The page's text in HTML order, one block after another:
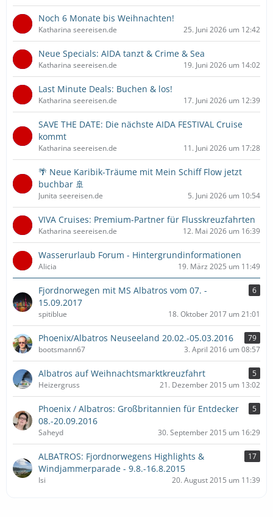
Noch 6 Monate bis Weihnachten!
Katharina seereisen.de 25. Juni 2026 um 12:42
Neue Specials: AIDA tanzt & Crime & Sea
Katharina seereisen.de 19. Juni 2026 um 14:02
Last Minute Deals: Buchen & los!
Katharina seereisen.de 17. Juni 2026 um 12:39
SAVE THE DATE: Die nächste AIDA FESTIVAL Cruise
kommt
Katharina seereisen.de 11. Juni 2026 um 17:28
🌴 Neue Karibik-Träume mit Mein Schiff Flow jetzt
buchbar 🚢
Junita seereisen.de 5. Juni 2026 um 10:54
VIVA Cruises: Premium-Partner für Flusskreuzfahrten
Katharina seereisen.de 12. Mai 2026 um 16:39
Wasserurlaub Forum - Hintergrundinformationen
Alicia 19. März 2025 um 11:49
Fjordnorwegen mit MS Albatros vom 07. -
15.09.2017
6
spitiblue 18. Oktober 2017 um 21:01
Phoenix/Albatros Neuseeland 20.02.-05.03.2016
79
bootsmann67
3. April 2016 um 08:57
Albatros auf Weihnachtsmarktkreuzfahrt
5
Heizergruss
21. Dezember 2015 um 13:02
Phoenix / Albatros: Großbritannien für Entdecker
08.-20.09.2016
5
Saheyd 30. September 2015 um 16:29
ALBATROS: Fjordnorwegens Highlights &
Windjammerparade - 9.8.-16.8.2015
17
Isi 20. August 2015 um 11:39